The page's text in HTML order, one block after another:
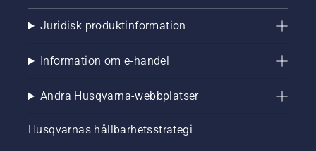
Juridisk produktinformation
Information om e-handel
Andra Husqvarna-webbplatser
Husqvarnas hållbarhetsstrategi